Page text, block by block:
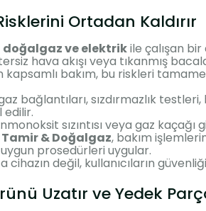
Ortadan Kaldırır
doğalgaz ve elektrikile çalışan bir
hava akışı veya tıkanmış
kapsamlı bakım, bu riskleri
gaz bağlantıları, sızdırmazlık
sızıntısı veya gaz
& Doğalgaz, bakım
uygun prosedürleri uygular.
cihazın değil, kullanıcıların
Uzatır ve Yedek